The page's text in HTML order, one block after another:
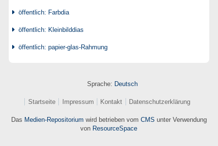
öffentlich: Farbdia
öffentlich: Kleinbilddias
öffentlich: papier-glas-Rahmung
Sprache: Deutsch
Startseite Impressum Kontakt Datenschutzerklärung
Das Medien-Repositorium wird betrieben vom CMS unter Verwendung
von ResourceSpace